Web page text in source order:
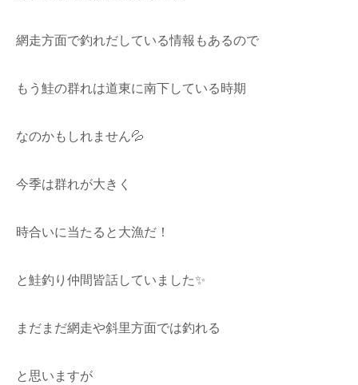
網走方面で釣れだしている情報もあるので
もう鮭の群れは道東に南下している時期
なのかもしれません💦
今季は群れが大きく
時合いに当たると大漁だ！
と鮭釣り仲間皆話していました✨
まだまだ網走や斜里方面では釣れる
と思いますが